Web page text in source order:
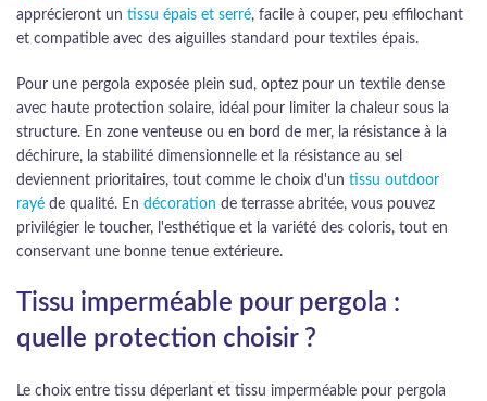
apprécieront un tissu épais et serré, facile à couper, peu effilochant
et compatible avec des aiguilles standard pour textiles épais.
Pour une pergola exposée plein sud, optez pour un textile dense
avec haute protection solaire, idéal pour limiter la chaleur sous la
structure. En zone venteuse ou en bord de mer, la résistance à la
déchirure, la stabilité dimensionnelle et la résistance au sel
deviennent prioritaires, tout comme le choix d'un tissu outdoor
rayé de qualité. En décoration de terrasse abritée, vous pouvez
privilégier le toucher, l'esthétique et la variété des coloris, tout en
conservant une bonne tenue extérieure.
Tissu imperméable pour pergola :
quelle protection choisir ?
Le choix entre tissu déperlant et tissu imperméable pour pergola